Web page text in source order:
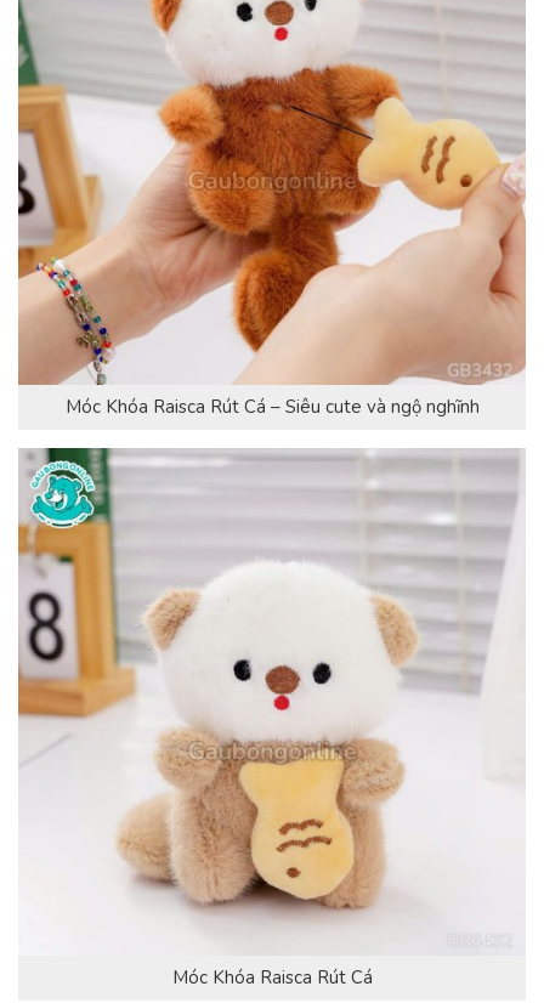
Móc Khóa Raisca Rút Cá – Siêu cute và ngộ nghĩnh
Móc Khóa Raisca Rút Cá